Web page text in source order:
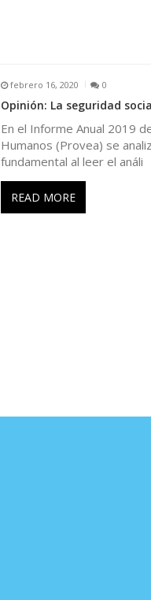
febrero 16, 2020 0
Opinión: La seguridad
En el Informe Anual 2019
Humanos (Provea) se
fundamental al leer el análi
READ MORE